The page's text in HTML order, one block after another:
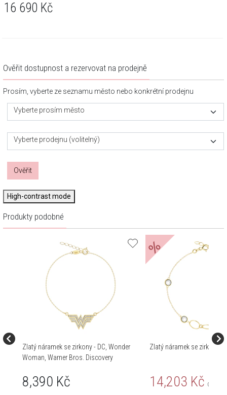
16 690 Kč
Ověřit dostupnost a rezervovat na prodejně
Prosím, vyberte ze seznamu město nebo konkrétní prodejnu
Vyberte prosím město
Vyberte prodejnu (volitelný)
Ověřit
High-contrast mode
Produkty podobné
Zlatý náramek se zirkony - DC, Wonder
Woman, Warner Bros. Discovery
8,390 Kč
%
Zlatý náramek se zirkony
14,203 Kč Cena